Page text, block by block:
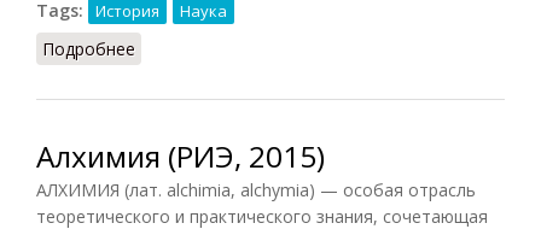
Tags:
История Наука
Подробнее
Алхимия (РИЭ, 2015)
АЛХИМИЯ (лат. alchimia, alchymia) — особая отрасль
теоретического и практического знания, сочетающая